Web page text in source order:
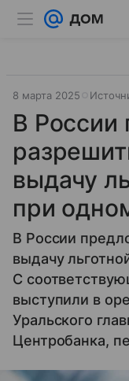
8 марта 2025
В России
выдачу
при
В России
выдачу
С
выступили в
Уральского
Центробанка,